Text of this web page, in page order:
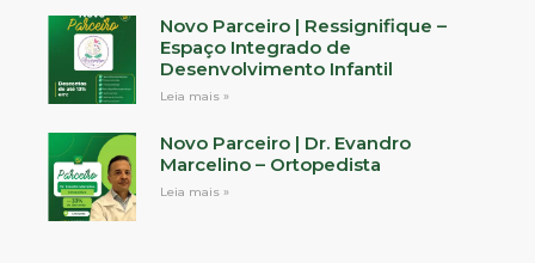
Novo Parceiro | Ressignifique –
Espaço Integrado de
Desenvolvimento Infantil
Leia mais »
Novo Parceiro | Dr. Evandro
Marcelino – Ortopedista
Leia mais »